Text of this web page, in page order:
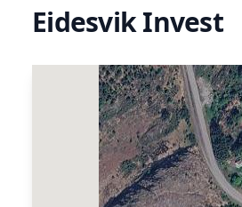
Eidesvik Invest